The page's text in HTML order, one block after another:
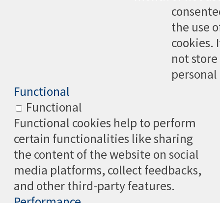
the use
cookies.
not
Functional
Functional
Functional cookies help to perform
certain functionalities like sharing
the content of the website on social
media platforms, collect feedbacks,
and other third-party features.